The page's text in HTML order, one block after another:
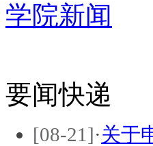
学院新闻
要闻快递
[08-21]·关于